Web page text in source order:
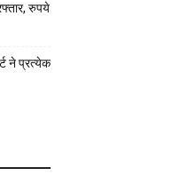
रुपये
ने प्रत्येक